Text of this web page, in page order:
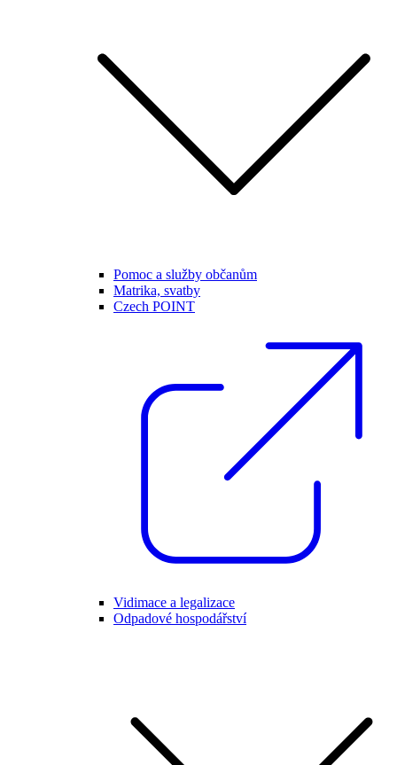
Pomoc a služby občanům
Matrika, svatby
Czech POINT
Vidimace a legalizace
Odpadové hospodářství